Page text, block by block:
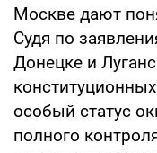
Москве дают
Судя по
Донецке и
особый статус
полного